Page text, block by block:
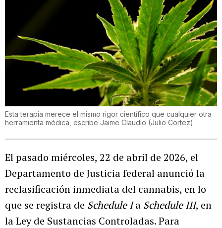
Esta terapia merece el mismo rigor científico que cualquier otra
herramienta médica, escribe Jaime Claudio (Julio Cortez)
El pasado miércoles, 22 de abril de 2026, el
Departamento de Justicia federal anunció la
reclasificación inmediata del cannabis, en lo
que se registra de Schedule Ia Schedule III, en
la Ley de Sustancias Controladas. Para